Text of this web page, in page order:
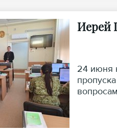
Иерей
24 июня